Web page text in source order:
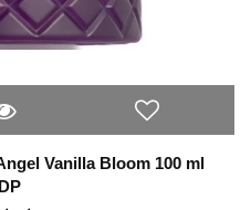
Vanilla Bloom 100 ml